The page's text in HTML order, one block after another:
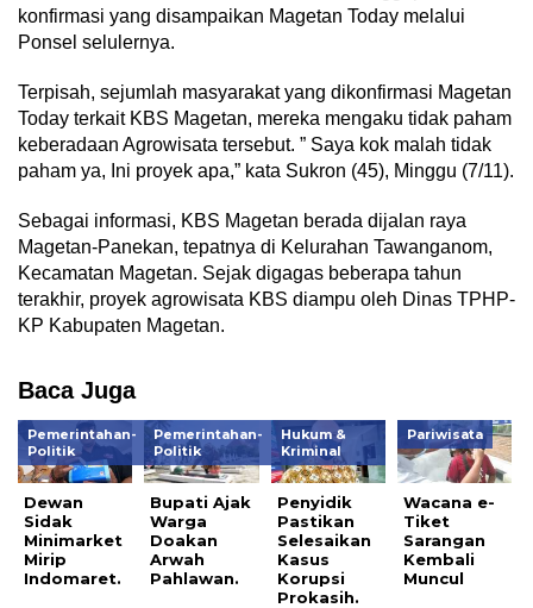
konfirmasi yang disampaikan Magetan Today melalui
Ponsel selulernya.
Terpisah, sejumlah masyarakat yang dikonfirmasi Magetan
Today terkait KBS Magetan, mereka mengaku tidak paham
keberadaan Agrowisata tersebut. ” Saya kok malah tidak
paham ya, Ini proyek apa,” kata Sukron (45), Minggu (7/11).
Sebagai informasi, KBS Magetan berada dijalan raya
Magetan-Panekan, tepatnya di Kelurahan Tawanganom,
Kecamatan Magetan. Sejak digagas beberapa tahun
terakhir, proyek agrowisata KBS diampu oleh Dinas TPHP-
KP Kabupaten Magetan.
Baca Juga
Pemerintahan-
Politik
Dewan
Sidak
Minimarket
Mirip
Indomaret.
Pemerintahan-
Politik
Bupati Ajak
Warga
Doakan
Arwah
Pahlawan.
Hukum &
Kriminal
Penyidik
Pastikan
Selesaikan
Kasus
Korupsi
Prokasih.
Pariwisata
Wacana e-
Tiket
Sarangan
Kembali
Muncul